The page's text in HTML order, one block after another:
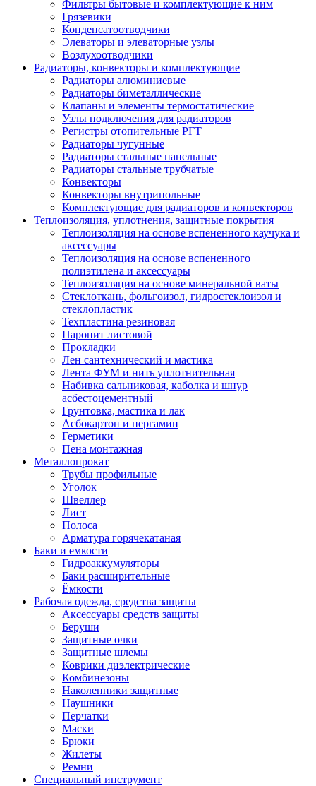
Фильтры бытовые и комплектующие к ним
Грязевики
Конденсатоотводчики
Элеваторы и элеваторные узлы
Воздухоотводчики
Радиаторы, конвекторы и комплектующие
Радиаторы алюминиевые
Радиаторы биметаллические
Клапаны и элементы термостатические
Узлы подключения для радиаторов
Регистры отопительные РГТ
Радиаторы чугунные
Радиаторы стальные панельные
Радиаторы стальные трубчатые
Конвекторы
Конвекторы внутрипольные
Комплектующие для радиаторов и конвекторов
Теплоизоляция, уплотнения, защитные покрытия
Теплоизоляция на основе вспененного каучука и
аксессуары
Теплоизоляция на основе вспененного
полиэтилена и аксессуары
Теплоизоляция на основе минеральной ваты
Стеклоткань, фольгоизол, гидростеклоизол и
стеклопластик
Техпластина резиновая
Паронит листовой
Прокладки
Лен сантехнический и мастика
Лента ФУМ и нить уплотнительная
Набивка сальниковая, каболка и шнур
асбестоцементный
Грунтовка, мастика и лак
Асбокартон и пергамин
Герметики
Пена монтажная
Металлопрокат
Трубы профильные
Уголок
Швеллер
Лист
Полоса
Арматура горячекатаная
Баки и емкости
Гидроаккумуляторы
Баки расширительные
Ёмкости
Рабочая одежда, средства защиты
Аксессуары средств защиты
Беруши
Защитные очки
Защитные шлемы
Коврики диэлектрические
Комбинезоны
Наколенники защитные
Наушники
Перчатки
Маски
Брюки
Жилеты
Ремни
Специальный инструмент